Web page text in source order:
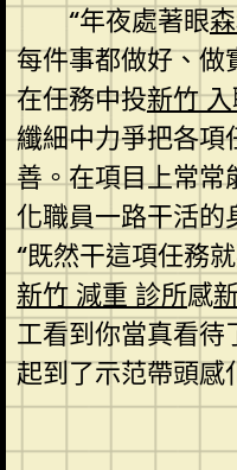
“年夜處著眼
每件事都做好、做
在任務中投新竹
纖細中力爭把各項
善。在項目上常常
化職員一路干活的
“既然干這項任務
新竹 減重 診所感
工看到你當真看待
起到了示范帶頭感